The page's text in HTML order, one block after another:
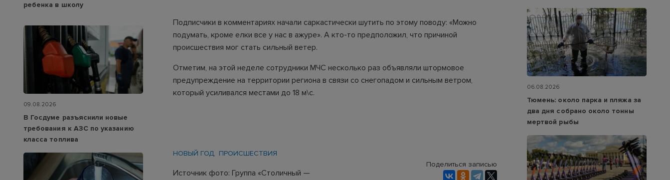
Подписчики в комментариях начали саркастически шутить по этому поводу: «Можно
подумать, кроме елки все у нас в ажуре». А кто-то предположил, что причиной
происшествия мог стать сильный ветер.
Отметим, на этой неделе сотрудники МЧС несколько раз объявляли штормовое
предупреждение на территории региона в связи со снегопадом и сильным ветром,
который усиливался местами до 18 м\с.
НОВЫЙ ГОД ПРОИСШЕСТВИЯ
Источник фото: Группа «Столичный —
Поделиться записью
ребенка в школу
09.08.2026
В Госдуме разъяснили новые
требования к АЗС по указанию
класса топлива
06.08.2026
Тюмень: около парка и пляжа за
два дня собрано около тонны
мертвой рыбы